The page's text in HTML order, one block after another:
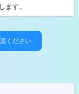
ます。
ください